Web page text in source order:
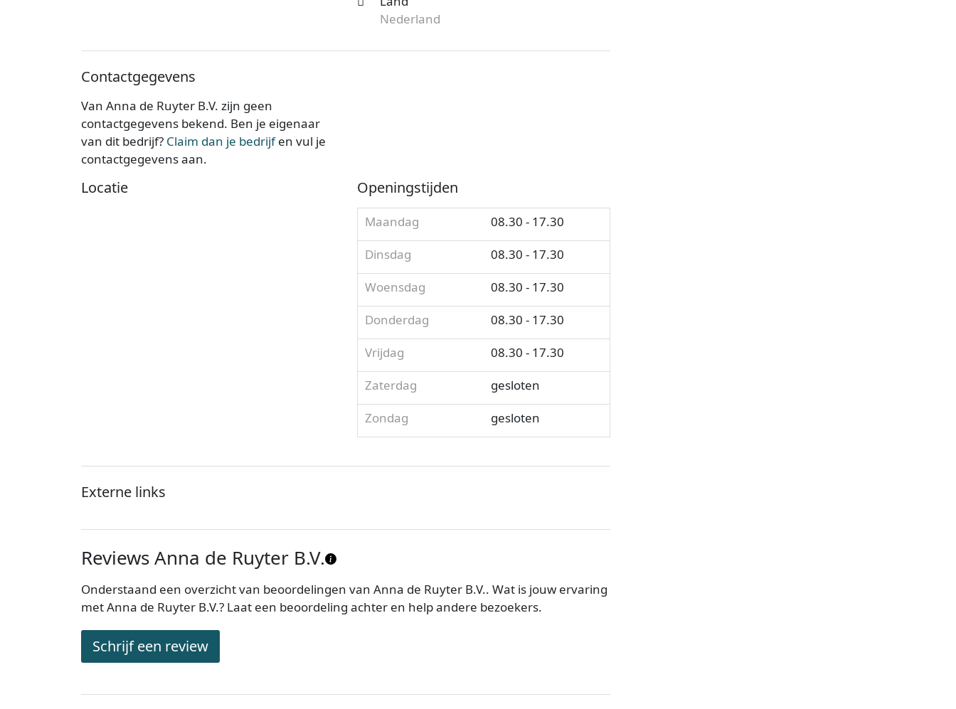
Nederland
Contactgegevens
Van Anna de Ruyter B.V. zijn geen
contactgegevens bekend. Ben je eigenaar
van dit bedrijf? Claim dan je bedrijfen vul je
contactgegevens aan.
Locatie Openingstijden
Maandag
08.30 - 17.30
Dinsdag
08.30 - 17.30
Woensdag
08.30 - 17.30
Donderdag
08.30 - 17.30
Vrijdag
08.30 - 17.30
Zaterdag
gesloten
Zondag
gesloten
Externe links
Reviews Anna de Ruyter B.V.
Onderstaand een overzicht van beoordelingen van Anna de Ruyter B.V.. Wat is jouw ervaring
met Anna de Ruyter B.V.? Laat een beoordeling achter en help andere bezoekers.
Schrijf een review